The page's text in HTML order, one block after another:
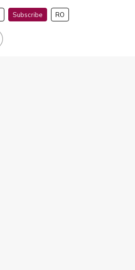
Subscribe RO